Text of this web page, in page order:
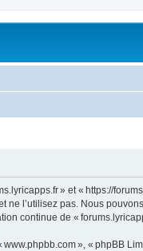
» et « https://
ne l’utilisez pas. Nous
continue de «
», « phpBB